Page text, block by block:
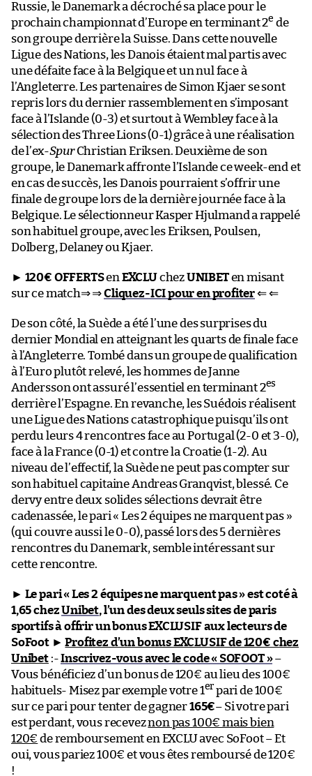
Russie, le Danemark a décroché sa place pour le
prochain championnat d’Europe en terminant 2e de
son groupe derrière la Suisse. Dans cette nouvelle
Ligue des Nations, les Danois étaient mal partis avec
une défaite face à la Belgique et un nul face à
l’Angleterre. Les partenaires de Simon Kjaer se sont
repris lors du dernier rassemblement en s’imposant
face à l’Islande (0-3) et surtout à Wembley face à la
sélection des Three Lions (0-1) grâce à une réalisation
de l’ex-SpurChristian Eriksen. Deuxième de son
groupe, le Danemark affronte l’Islande ce week-end et
en cas de succès, les Danois pourraient s’offrir une
finale de groupe lors de la dernière journée face à la
Belgique. Le sélectionneur Kasper Hjulmand a rappelé
son habituel groupe, avec les Eriksen, Poulsen,
Dolberg, Delaney ou Kjaer.
► 120€ OFFERTSen EXCLUchezUNIBETen misant
sur ce match⇒ ⇒Cliquez-ICI pour en profiter⇐ ⇐
De son côté, la Suède a été l’une des surprises du
dernier Mondial en atteignant les quarts de finale face
à l’Angleterre. Tombé dans un groupe de qualification
à l’Euro plutôt relevé, les hommes de Janne
Andersson ont assuré l’essentiel en terminant 2es
derrière l’Espagne. En revanche, les Suédois réalisent
une Ligue des Nations catastrophique puisqu’ils ont
perdu leurs 4 rencontres face au Portugal (2-0 et 3-0),
face à la France (0-1) et contre la Croatie (1-2). Au
niveau de l’effectif, la Suède ne peut pas compter sur
son habituel capitaine Andreas Granqvist, blessé. Ce
dervy entre deux solides sélections devrait être
cadenassée, le pari « Les 2 équipes ne marquent pas »
(qui couvre aussi le 0-0), passé lors des 5 dernières
rencontres du Danemark, semble intéressant sur
cette rencontre.
► Le pari « Les 2 équipes ne marquent pas » est coté à
1,65 chezUnibet, l’un des deux seuls sites de paris
sportifs à offrir un bonus EXCLUSIF aux lecteurs de
SoFoot►Profitez d’un bonus EXCLUSIF de 120€ chez
Unibet:-Inscrivez-vous avec le code « SOFOOT »–
Vous bénéficiez d’un bonus de 120€ au lieu des 100€
habituels- Misez par exemple votre 1er pari de 100€
sur ce pari pour tenter de gagner165€– Si votre pari
est perdant, vous receveznon pas 100€ mais bien
120€ de remboursement en EXCLU avec SoFoot – Et
oui, vous pariez 100€ et vous êtes remboursé de 120€
!